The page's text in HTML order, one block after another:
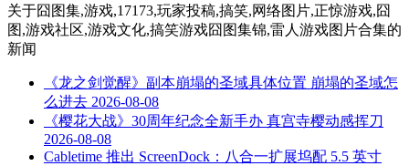
关于囧图集,游戏,17173,玩家投稿,搞笑,网络图片,正惊游戏,囧
图,游戏社区,游戏文化,搞笑游戏囧图集锦,雷人游戏图片合集的
新闻
《龙之剑觉醒》副本崩塌的圣域具体位置 崩塌的圣域怎
么进去 2026-08-08
《樱花大战》30周年纪念全新手办 真宫寺樱动感挥刀
2026-08-08
Cabletime 推出 ScreenDock：八合一扩展坞配 5.5 英寸